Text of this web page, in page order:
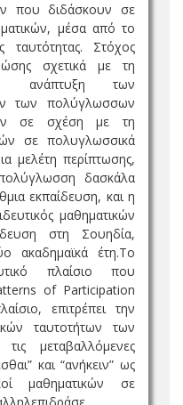
που διδάσκουν σε
μέσα από το
ταυτότητας. Στόχος
σχετικά με τη
ανάπτυξη των
των πoλύγλωσσων
σε σχέση με τη
σε πολυγλωσσικά
μελέτη περίπτωσης,
δασκάλα
εκπαίδευση, και η
μαθηματικών
στη Σουηδία,
ακαδημαϊκά έτη.Το
πλαίσιο που
of Participation
επιτρέπει την
ταυτοτήτων των
μεταβαλλόμενες
και “ανήκειν” ως
μαθηματικών σε